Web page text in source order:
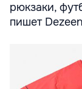
рюкзаки,
пишет